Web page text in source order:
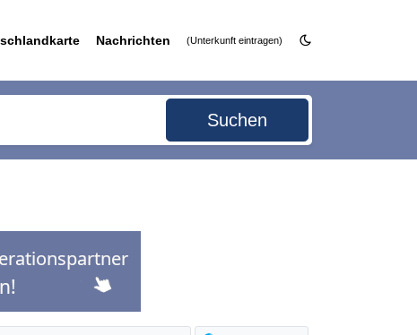
Nachrichten (Unterkunft eintragen)
Suchen